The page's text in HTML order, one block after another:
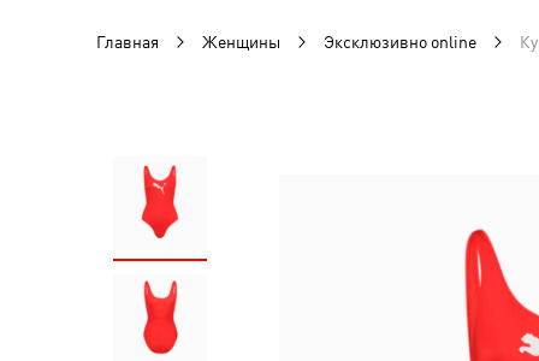
Главная Женщины Эксклюзивно online